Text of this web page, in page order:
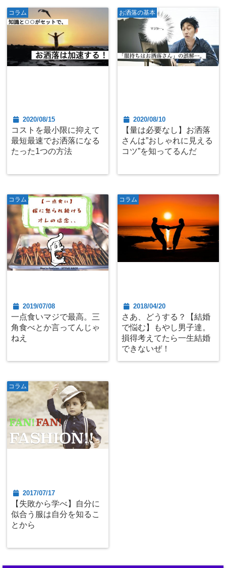
コラム
2020/08/15
コストを最小限に抑えて
最短最速でお洒落になる
たった1つの方法
お洒落の基本
2020/08/10
【量は必要なし】お洒落
さんは”おしゃれに見える
コツ”を知ってるんだ
コラム
2019/07/08
一点食いマジで最高。三
角食べとか言ってんじゃ
ねえ
コラム
2018/04/20
さあ、どうする？【結婚
で悩む】もやし男子達。
損得考えてたら一生結婚
できないぜ！
コラム
2017/07/17
【失敗から学べ】自分に
似合う服は自分を知るこ
とから